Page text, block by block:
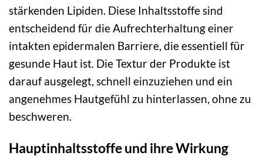
stärkenden Lipiden. Diese Inhaltsstoffe sind
entscheidend für die Aufrechterhaltung einer
intakten epidermalen Barriere, die essentiell für
gesunde Haut ist. Die Textur der Produkte ist
darauf ausgelegt, schnell einzuziehen und ein
angenehmes Hautgefühl zu hinterlassen, ohne zu
beschweren.
Hauptinhaltsstoffe und ihre Wirkung